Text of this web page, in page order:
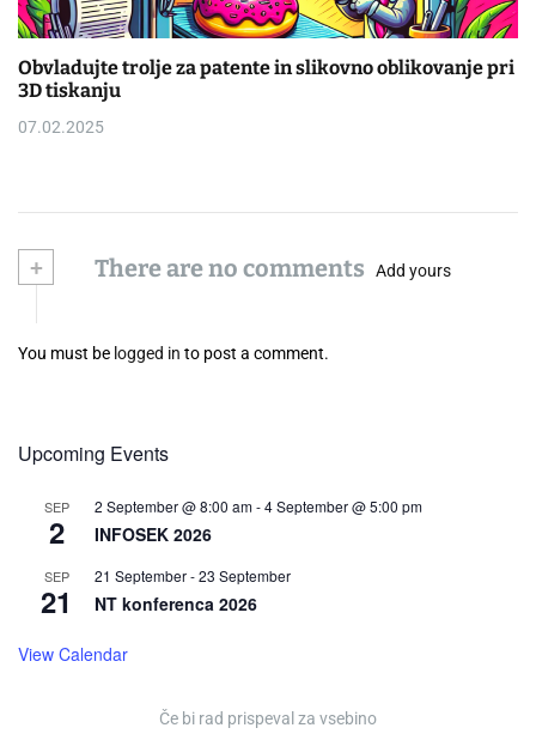
Obvladujte trolje za patente in slikovno oblikovanje pri
3D tiskanju
07.02.2025
+ There are no comments Add yours
You must be logged in to post a comment.
Upcoming Events
SEP
2
2 September @ 8:00 am-4 September @ 5:00 pm
INFOSEK 2026
SEP
21
21 September-23 September
NT konferenca 2026
View Calendar
Če bi rad prispeval za vsebino